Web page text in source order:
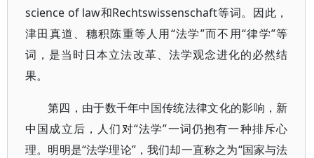
science of law和Rechtswissenschaft等词。因此，
津田真道、穗积陈重等人用“法学”而不用“律学”等
词，是当时日本立法改革、法学观念进化的必然结
果。
第四，由于数千年中国传统法律文化的影响，新
中国成立后，人们对“法学”一词仍抱有一种排斥心
理。明明是“法学理论”，我们却一直称之为“国家与法